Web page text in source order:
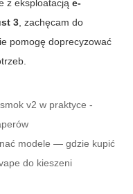
z eksploatacją e-
3 , zachęcam do
pomogę doprecyzować
v2 w praktyce -
modele — gdzie kupić
do kieszeni